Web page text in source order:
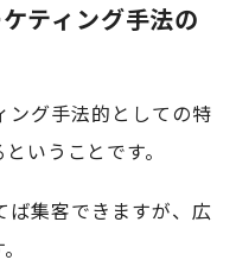
ティング手法の
ング手法的としての特
いうことです。
ば集客できますが、広